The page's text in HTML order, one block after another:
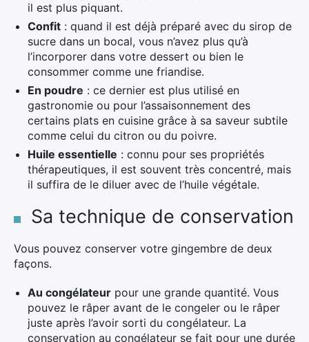
il est plus piquant.
Confit : quand il est déjà préparé avec du sirop de
sucre dans un bocal, vous n’avez plus qu’à
l’incorporer dans votre dessert ou bien le
consommer comme une friandise.
En poudre : ce dernier est plus utilisé en
gastronomie ou pour l’assaisonnement des
certains plats en cuisine grâce à sa saveur subtile
comme celui du citron ou du poivre.
Huile essentielle : connu pour ses propriétés
thérapeutiques, il est souvent très concentré, mais
il suffira de le diluer avec de l’huile végétale.
Sa technique de conservation
Vous pouvez conserver votre gingembre de deux
façons.
Au congélateur pour une grande quantité. Vous
pouvez le râper avant de le congeler ou le râper
juste après l’avoir sorti du congélateur. La
conservation au congélateur se fait pour une durée